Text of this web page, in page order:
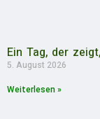
Ein Tag, der
5. August 2026
Weiterlesen »